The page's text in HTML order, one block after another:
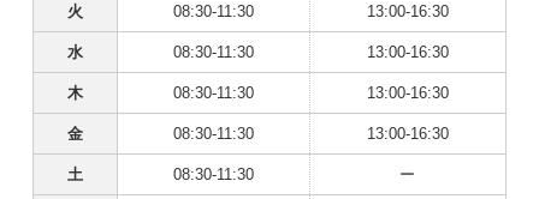
火 08:30-11:30 13:00-16:30
水 08:30-11:30 13:00-16:30
木 08:30-11:30 13:00-16:30
金 08:30-11:30 13:00-16:30
土 08:30-11:30 ー